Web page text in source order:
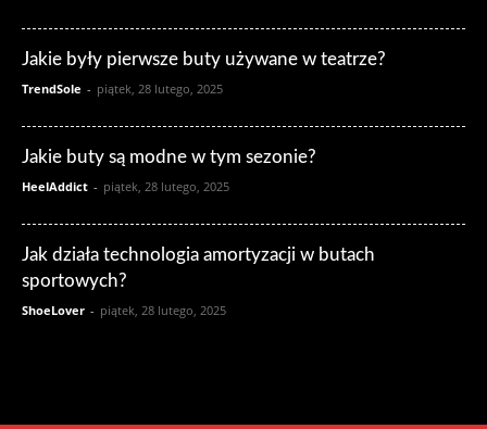
Jakie były pierwsze buty używane w teatrze?
TrendSole - piątek, 28 lutego, 2025
Jakie buty są modne w tym sezonie?
HeelAddict - piątek, 28 lutego, 2025
Jak działa technologia amortyzacji w butach
sportowych?
ShoeLover - piątek, 28 lutego, 2025